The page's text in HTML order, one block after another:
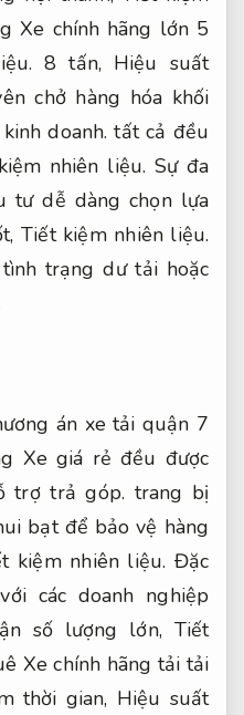
Xe chính hãng lớn 5
8 tấn, Hiệu suất
chở hàng hóa khối
doanh. tất cả đều
nhiên liệu. Sự đa
tư dễ dàng chọn lựa
Tiết kiệm nhiên liệu.
trạng dư tải hoặc
án xe tải quận 7
Xe giá rẻ đều được
trợ trả góp. trang bị
bạt để bảo vệ hàng
kiệm nhiên liệu. Đặc
với các doanh nghiệp
số lượng lớn, Tiết
Xe chính hãng tải tải
thời gian, Hiệu suất